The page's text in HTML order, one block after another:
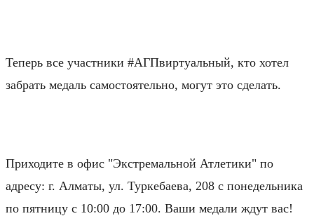
Теперь все участники #АГПвиртуальный, кто хотел
забрать медаль самостоятельно, могут это сделать.
Приходите в офис "Экстремальной Атлетики" по
адресу: г. Алматы, ул. Туркебаева, 208 с понедельника
по пятницу с 10:00 до 17:00. Ваши медали ждут вас!